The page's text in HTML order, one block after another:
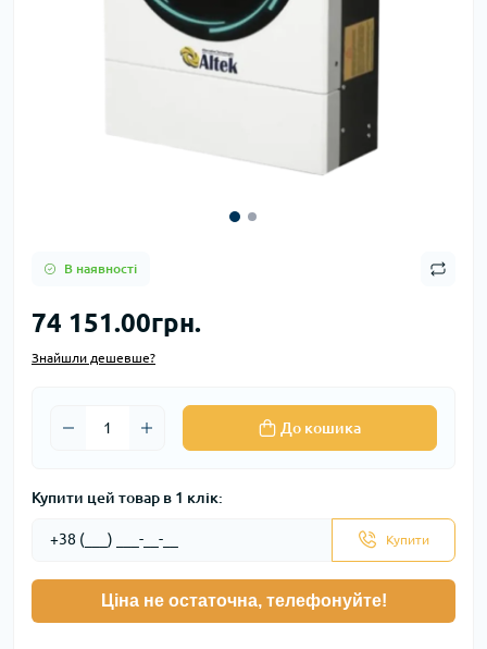
В наявності
74 151.00грн.
Знайшли дешевше?
До кошика
Купити цей товар в 1 клік:
Купити
Ціна не остаточна, телефонуйте!